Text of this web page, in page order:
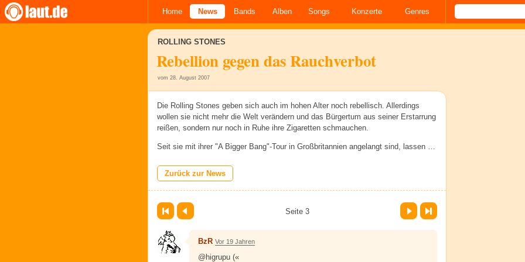
Home News Bands Alben Songs Konzerte Genres
ROLLING STONES
Rebellion gegen das Rauchverbot
vom 28. August 2007
Die Rolling Stones geben sich auch im hohen Alter noch rebellisch. Allerdings
wollen sie nicht mehr die Welt verändern und das Bürgertum aus seiner Erstarrung
reißen, sondern nur noch in Ruhe ihre Zigaretten schmauchen.
Seit sie mit ihrer "A Bigger Bang"-Tour in Großbritannien angelangt sind, lassen …
Zurück zur News
Seite 3
Vor Letzte Seite
BzR Vor 19 Jahren
@higrupu («